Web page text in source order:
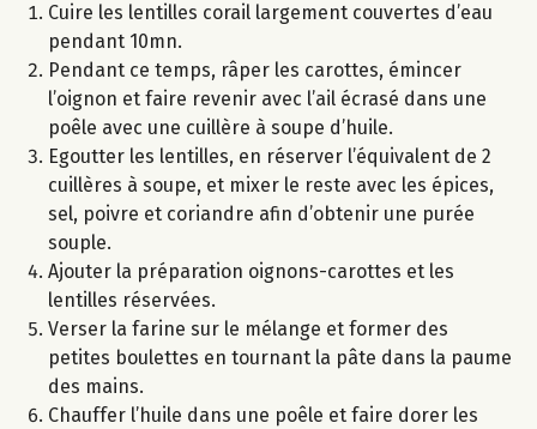
Cuire les lentilles corail largement couvertes d’eau
pendant 10mn.
Pendant ce temps, râper les carottes, émincer
l’oignon et faire revenir avec l’ail écrasé dans une
poêle avec une cuillère à soupe d’huile.
Egoutter les lentilles, en réserver l’équivalent de 2
cuillères à soupe, et mixer le reste avec les épices,
sel, poivre et coriandre afin d’obtenir une purée
souple.
Ajouter la préparation oignons-carottes et les
lentilles réservées.
Verser la farine sur le mélange et former des
petites boulettes en tournant la pâte dans la paume
des mains.
Chauffer l’huile dans une poêle et faire dorer les